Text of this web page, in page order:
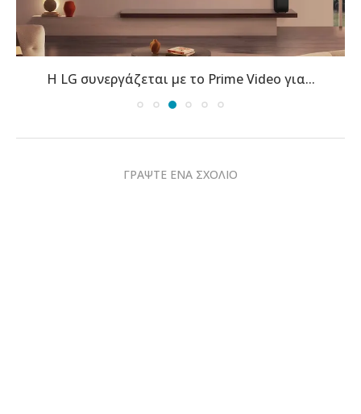
LG συνεργάζεται με το Prime Video για...